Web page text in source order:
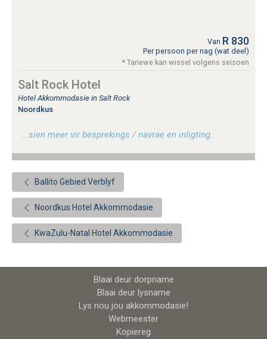
Van R 830
Per persoon per nag (wat deel)
* Tariewe kan wissel volgens seisoen
Salt Rock Hotel
Hotel Akkommodasie in Salt Rock
Noordkus
…sien meer vir besprekings / navrae en inligting.
Ballito Gebied Verblyf
Noordkus Hotel Akkommodasie
KwaZulu-Natal Hotel Akkommodasie
Blaai deur dorpname
Blaai deur lysname
Lys nou jou akkommodasie!
Webmeester
Kopiereg